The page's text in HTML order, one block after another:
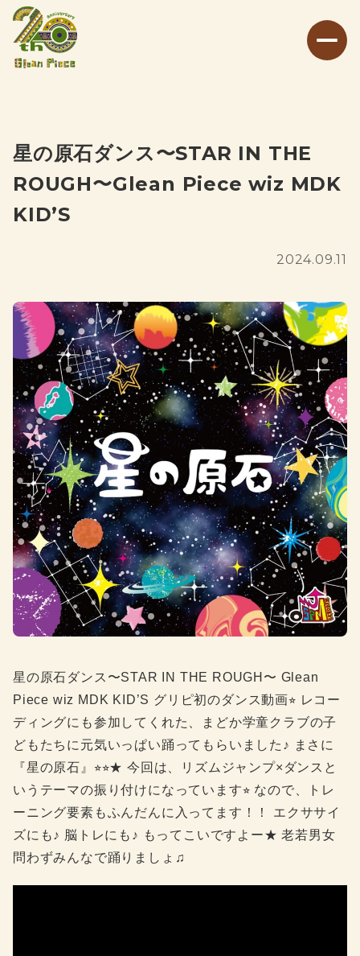
星の原石ダンス〜STAR IN THE
ROUGH〜Glean Piece wiz MDK
KID’S
2024.09.11
星の原石ダンス〜STAR IN THE ROUGH〜 Glean
Piece wiz MDK KID’S グリピ初のダンス動画⭐︎ レコー
ディングにも参加してくれた、まどか学童クラブの子
どもたちに元気いっぱい踊ってもらいました♪ まさに
『星の原石』⭐︎⭐︎★ 今回は、リズムジャンプ×ダンスと
いうテーマの振り付けになっています⭐︎ なので、トレ
ーニング要素もふんだんに入ってます！！ エクササイ
ズにも♪ 脳トレにも♪ もってこいですよー★ 老若男女
問わずみんなで踊りましょ♫